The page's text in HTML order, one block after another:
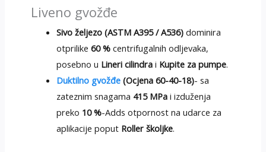
Liveno gvožđe
Sivo željezo (ASTM A395 / A536) dominira
otprilike60 % centrifugalnih odljevaka,
posebno u Lineri cilindra i Kupite za pumpe.
Duktilno gvožđe (Ocjena 60-40-18)- sa
zateznim snagama 415 MPa i izduženja
preko 10 %-Adds otpornost na udarce za
aplikacije poput Roller školjke.